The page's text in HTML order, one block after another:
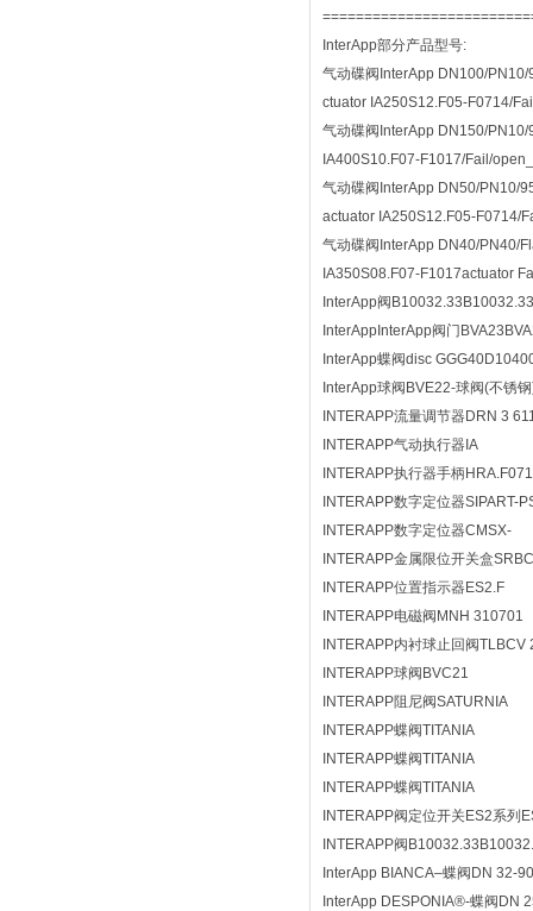
InterApp部分产品型号:
气动碟阀InterApp DN100/
ctuator IA250S12.F05-F0714/
气动碟阀InterApp DN150/
IA400S10.F07-F1017/Fail/
气动碟阀InterApp DN50/PN10/
actuator IA250S12.F05-F0714/
气动碟阀InterApp DN40/PN40/
IA350S08.F07-F1017actuator
InterApp阀
InterAppInterApp阀门
InterApp蝶阀disc
InterApp球阀BVE22-球阀(不锈
INTERAPP流量调节器DRN 3
INTERAPP气动执行器IA
INTERAPP执行器手柄
INTERAPP数字定位器SIPART-
INTERAPP数字定位器CMSX-
INTERAPP金属限位开关盒
INTERAPP位置指示器ES2.F
INTERAPP电磁阀MNH 310701
INTERAPP内衬球止回阀TLBCV
INTERAPP球阀BVC21
INTERAPP阻尼阀SATURNIA
INTERAPP蝶阀TITANIA
INTERAPP蝶阀TITANIA
INTERAPP蝶阀TITANIA
INTERAPP阀定位开关ES2系列
INTERAPP阀
InterApp BIANCA–蝶阀DN 32-
InterApp DESPONIA®-蝶阀DN